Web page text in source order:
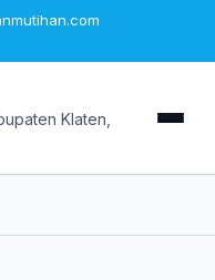
Klaten,